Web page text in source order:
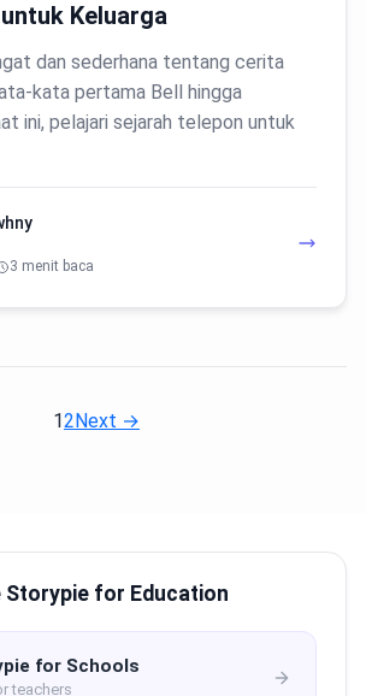
Keluarga
dan sederhana tentang cerita
kata pertama Bell hingga
ini, pelajari sejarah telepon untuk
3 menit baca
12Next →
Storypie for Education
for Schools
teachers